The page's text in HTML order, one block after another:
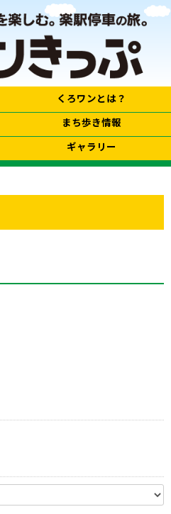
くろワンとは？
まち歩き情報
ギャラリー